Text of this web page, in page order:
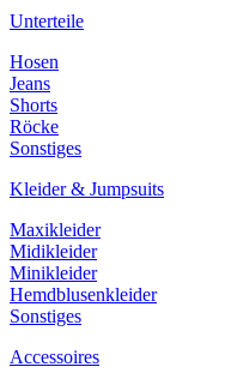
Unterteile
Hosen
Jeans
Shorts
Röcke
Sonstiges
Kleider & Jumpsuits
Maxikleider
Midikleider
Minikleider
Hemdblusenkleider
Sonstiges
Accessoires